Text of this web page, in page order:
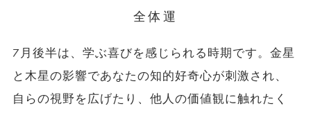
全体運
7月後半は、学ぶ喜びを感じられる時期です。金星
と木星の影響であなたの知的好奇心が刺激され、
自らの視野を広げたり、他人の価値観に触れたく